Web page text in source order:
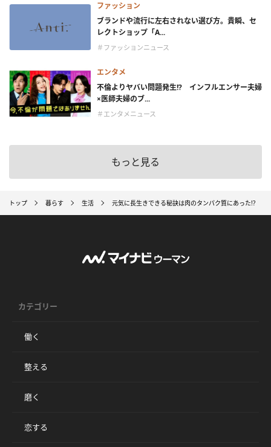
ファッション
ブランドや流行に左右されない選び方。貴瞬、セ
レクトショップ「A...
＃ファッションニュース
エンタメ
不倫よりヤバい問題発生!? インフルエンサー夫婦
×医師夫婦のブ...
＃エンタメニュース
もっと見る
トップ 暮らす 生活 元気に長生きできる秘訣は肉のタンパク質にあった!?
カテゴリー
働く
整える
磨く
恋する